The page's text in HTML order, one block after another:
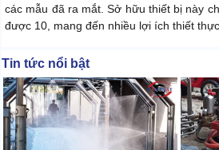
các mẫu đã ra mắt. Sở hữu thiết bị này
được 10, mang đến nhiều lợi ích thiết thực.
Tin tức nổi bật